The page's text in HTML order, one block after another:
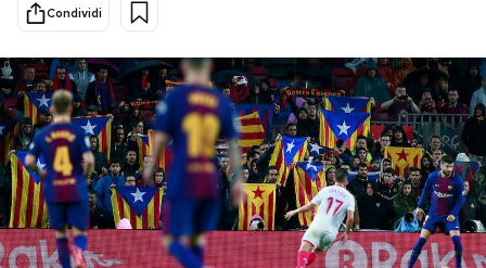
Sport
PODCAST
NEWSLETTER
I MIEI PREFERITI
Condividi